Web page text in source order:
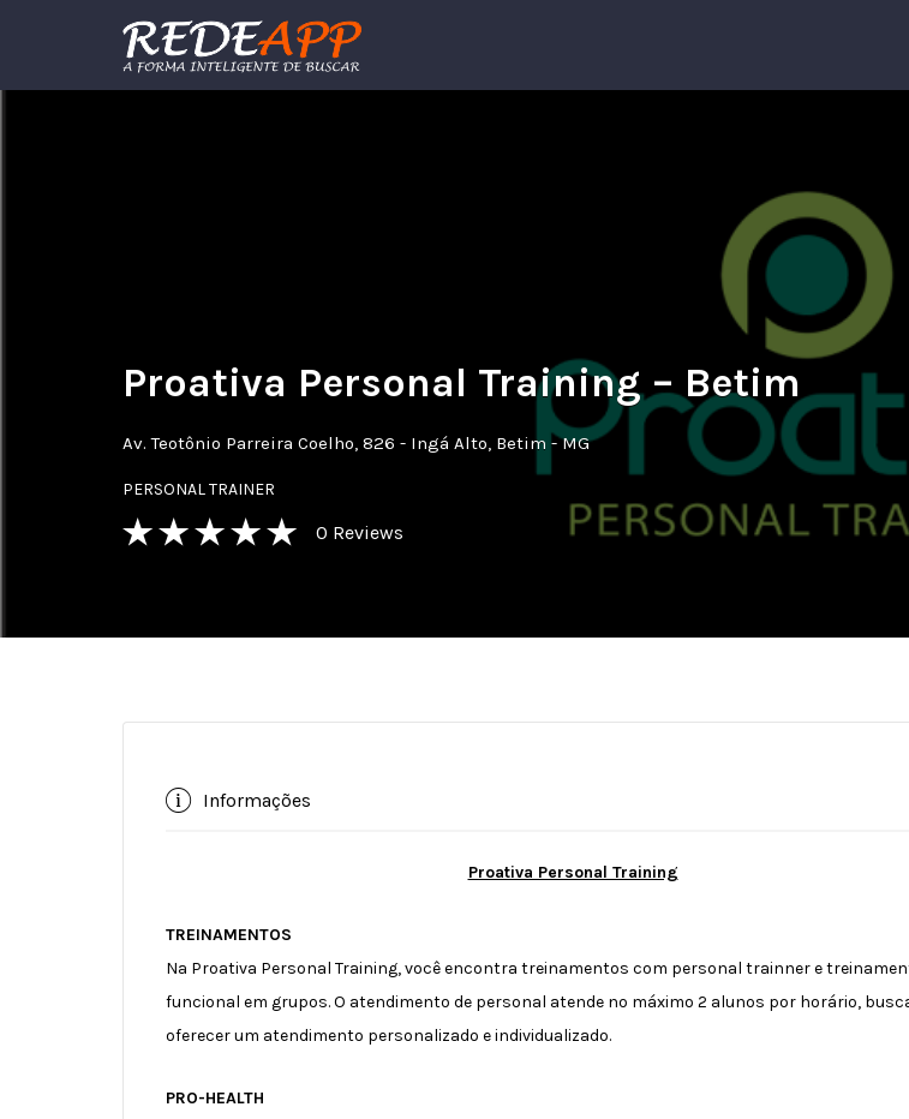
Procurar:
Proativa Personal Training – Betim
Av. Teotônio Parreira Coelho, 826 - Ingá Alto, Betim - MG
PERSONAL TRAINER
0 Reviews
Informações
Proativa Personal Training
TREINAMENTOS
Na Proativa Personal Training, você encontra treinamentos com personal trainner e
funcional em grupos. O atendimento de personal atende no máximo 2 alunos por horário,
oferecer um atendimento personalizado e individualizado.
PRO-HEALTH